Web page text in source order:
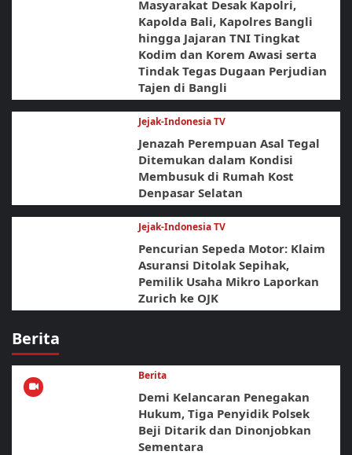
Masyarakat Desak Kapolri,
Kapolda Bali, Kapolres Bangli
hingga Jajaran TNI Tingkat
Kodim dan Korem Awasi serta
Tindak Tegas Dugaan Perjudian
Tajen di Bangli
Jejak-Indonesia TV
Jenazah Perempuan Asal Tegal
Ditemukan dalam Kondisi
Membusuk di Rumah Kost
Denpasar Selatan
Jejak-Indonesia TV
Pencurian Sepeda Motor: Klaim
Asuransi Ditolak Sepihak,
Pemilik Usaha Mikro Laporkan
Zurich ke OJK
Berita
Berita
Demi Kelancaran Penegakan
Hukum, Tiga Penyidik Polsek
Beji Ditarik dan Dinonjobkan
Sementara